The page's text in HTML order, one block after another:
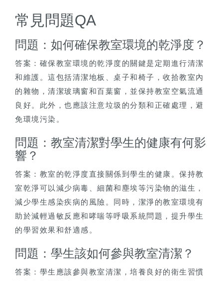
常見問題QA
問題：如何確保教室環境的乾淨度？
答案：確保教室環境的乾淨度的關鍵是定期進行清潔
和維護。這包括清潔地板、桌子和椅子，收拾教室內
的雜物，清潔玻璃窗和百葉窗，並保持教室空氣流通
良好。此外，也應該注意垃圾的分類和正確處理，避
免環境污染。
問題：教室清潔對學生的健康有何影
響？
答案：教室的乾淨度直接關係到學生的健康。保持教
室乾淨可以減少病毒、細菌和塵埃等污染物的滋生，
減少學生感染疾病的風險。同時，潔淨的教室環境有
助於減輕過敏反應和哮喘等呼吸系統問題，提升學生
的學習效果和舒適感。
問題：學生該如何參與教室清潔？
答案：學生應該參與教室清潔，培養良好的衛生習慣